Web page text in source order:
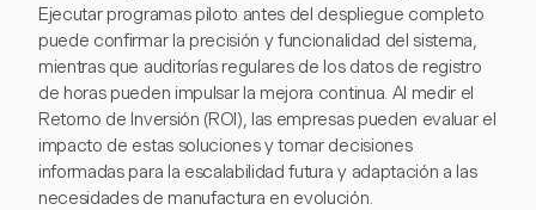
Ejecutar programas piloto antes del despliegue completo
puede confirmar la precisión y funcionalidad del sistema,
mientras que auditorías regulares de los datos de registro
de horas pueden impulsar la mejora continua. Al medir el
Retorno de Inversión (ROI), las empresas pueden evaluar el
impacto de estas soluciones y tomar decisiones
informadas para la escalabilidad futura y adaptación a las
necesidades de manufactura en evolución.